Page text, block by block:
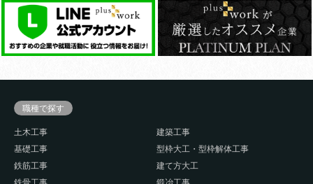
職種で探す
土木工事
建築工事
基礎工事
型枠大工・型枠解体工事
鉄筋工事
建て方大工